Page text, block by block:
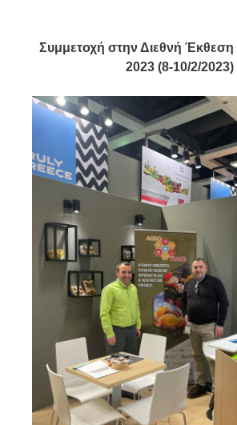
Συμμετοχή στην Διεθνή
2023 (8-10/2/2023)